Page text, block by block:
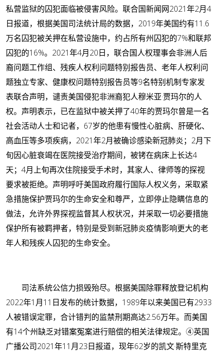
私营监狱的囚犯面临被侵害风险。联合国新闻网2021年2月4
日报道，根据美国司法统计局的数据，2019年美国约有11.6
万名囚犯被关押在私营设施中，约占所有州囚犯的7%和联邦
囚犯的16%。2021年4月20日，联合国人权理事会非洲人后
裔问题工作组、残疾人权利问题特别报告员、老年人权利问
题独立专家、健康权问题特别报告员等9名特别机制专家发
表联合声明，谴责美国侵犯非洲裔犯人穆米亚·贾玛尔的人
权。声明表示，已在监狱中被关押了40年的贾玛尔曾是一名
社会活动人士和记者，67岁的他患有慢性心脏病、肝硬化、
高血压等多项疾病，2021年2月被确诊感染新冠肺炎；2月下
旬因心脏衰竭在医院接受治疗期间，被铐在病床上长达4
天；4月上旬再次住院接受手术时，其家人、律师等的探视
要求被拒绝。声明呼吁美国政府履行国际人权义务，采取紧
急措施保护贾玛尔的生命安全和尊严，立即停止隐瞒信息的
做法，允许外界探视监督其人权状况，并采取一切必要措施
保护所有被羁押者，特别是受到新冠肺炎疫情影响更大的老
年人和残疾人囚犯的生命安全。
司法系统公信力损毁殆尽。 根据美国除罪释放登记机构
2022年1月11日发布的统计数据，1989年以来美国已有2933
人被错误定罪，合计错判的监禁刑期高达2.56万年。而美国
有14个州缺乏对错案冤案进行赔偿的相关法律规定。 ④英国
广播公司2021年11月23日报道，现年62岁的凯文·斯特里克